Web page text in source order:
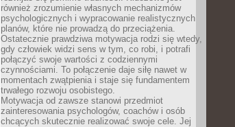
również zrozumienie własnych mechanizmów
psychologicznych i wypracowanie realistycznych
planów, które nie prowadzą do przeciążenia.
Ostatecznie prawdziwa motywacja rodzi się wtedy,
gdy człowiek widzi sens w tym, co robi, i potrafi
połączyć swoje wartości z codziennymi
czynnościami. To połączenie daje siłę nawet w
momentach zwątpienia i staje się fundamentem
trwałego rozwoju osobistego.
Motywacja od zawsze stanowi przedmiot
zainteresowania psychologów, coachów i osób
chcących skutecznie realizować swoje cele. Jej